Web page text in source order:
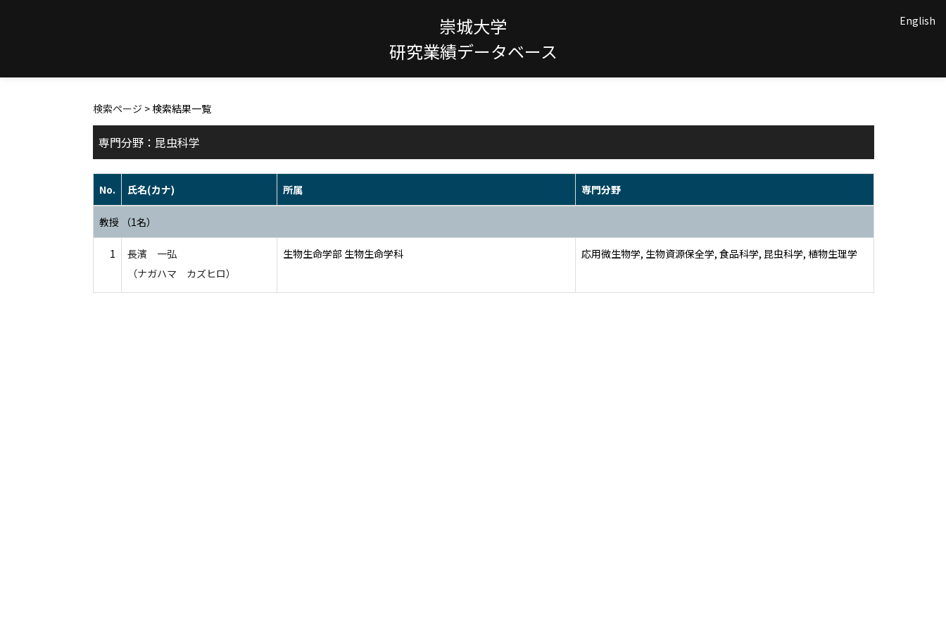
崇城大学
研究業績データベース
English
検索ページ > 検索結果一覧
専門分野：昆虫科学
No. 氏名(カナ) 所属 専門分野
教授 （1名）
1
長濱 一弘
（ナガハマ カズヒロ）
生物生命学部 生物生命学科 応用微生物学, 生物資源保全学, 食品科学, 昆虫科学, 植物生理学